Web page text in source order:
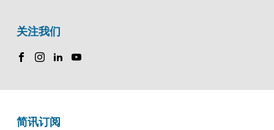
关注我们
简讯订阅